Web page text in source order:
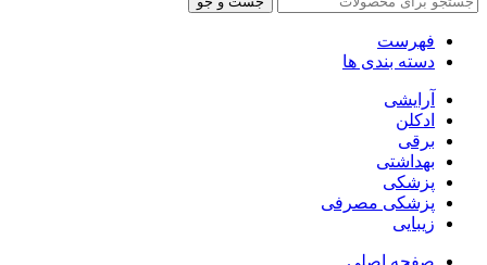
فهرست
دسته بندی ها
آرایشی
ادکلن
برقی
بهداشتی
پزشکی
پزشکی مصرفی
زیبایی
صفحه اصلی